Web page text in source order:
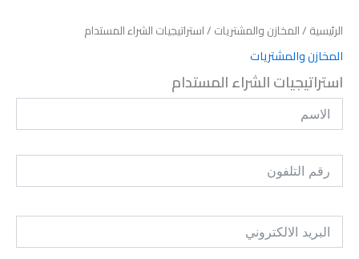
الرئيسية /المخازن والمشتريات / استراتيجيات الشراء المستدام
المخازن والمشتريات
استراتيجيات الشراء المستدام